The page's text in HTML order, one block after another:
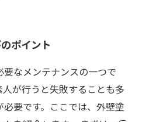
ポイント
なメンテナンスの一つで
が行うと失敗することも多
要です。ここでは、外壁塗